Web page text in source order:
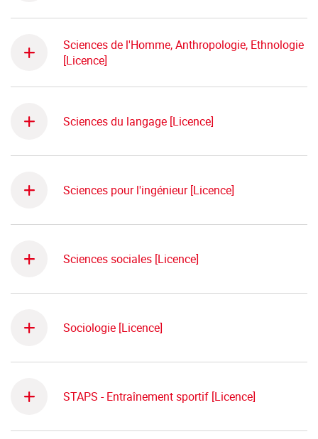
Sciences de l'Homme, Anthropologie, Ethnologie
[Licence]
Sciences du langage [Licence]
Sciences pour l'ingénieur [Licence]
Sciences sociales [Licence]
Sociologie [Licence]
STAPS - Entraînement sportif [Licence]